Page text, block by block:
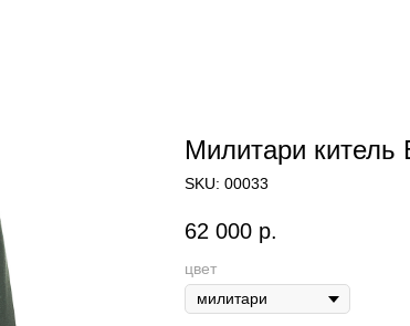
Милитари китель
SKU: 00033
62 000 р.
цвет